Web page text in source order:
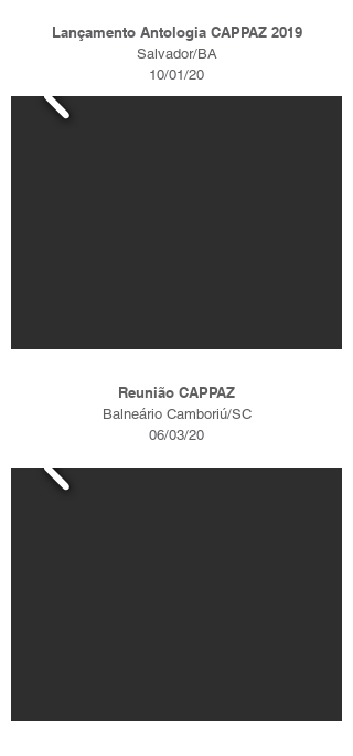
Lançamento Antologia CAPPAZ 2019
Salvador/BA
10/01/20
Reunião CAPPAZ
Balneário Camboriú/SC
06/03/20